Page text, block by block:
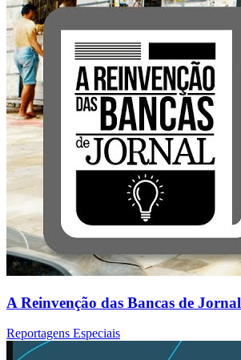
A Reinvenção das Bancas de Jornal
Reportagens Especiais